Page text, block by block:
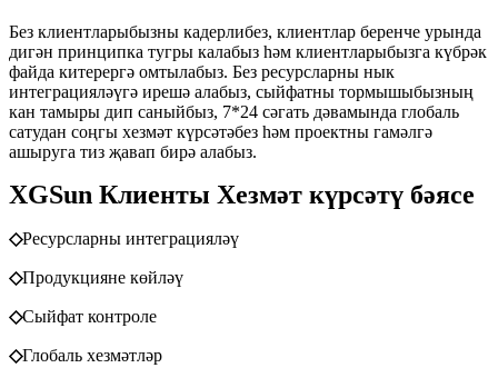
Без клиентларыбызны кадерлибез, клиентлар беренче урында
дигән принципка тугры калабыз һәм клиентларыбызга күбрәк
файда китерергә омтылабыз. Без ресурсларны нык
интеграцияләүгә ирешә алабыз, сыйфатны тормышыбызның
кан тамыры дип саныйбыз, 7*24 сәгать дәвамында глобаль
сатудан соңгы хезмәт күрсәтәбез һәм проектны гамәлгә
ашыруга тиз җавап бирә алабыз.
XGSun Клиенты Хезмәт күрсәтү бәясе
◇Ресурсларны интеграцияләү
◇Продукцияне көйләү
◇Сыйфат контроле
◇Глобаль хезмәтләр